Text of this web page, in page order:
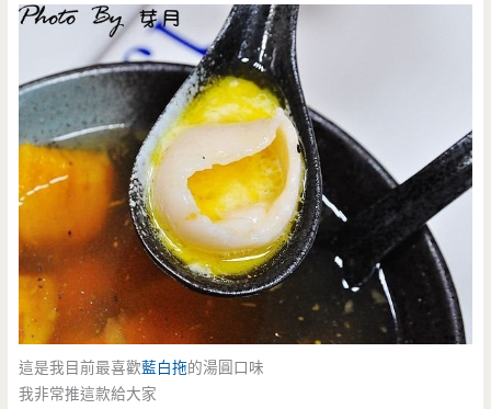
這是我目前最喜歡藍白拖的湯圓口味
我非常推這款給大家